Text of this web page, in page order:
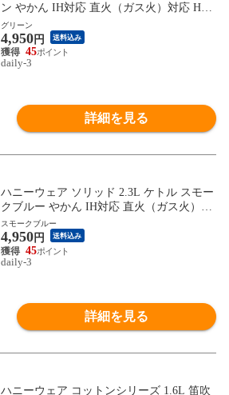
ン やかん IH対応 直火（ガス火）対応 Hon
ey Ware 富士ホーロー 【北海道・沖縄は99
0円加算】how052-4
グリーン
4,950円 送料込み
45
daily-3
詳細を見る
ハニーウェア ソリッド 2.3L ケトル スモー
クブルー やかん IH対応 直火（ガス火）対
応 Honey Ware 富士ホーロー 【北海道・沖
縄は990円加算】how052-5
スモークブルー
4,950円 送料込み
45
daily-3
詳細を見る
ハニーウェア コットンシリーズ 1.6L 笛吹